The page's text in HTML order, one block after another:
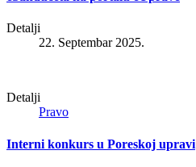
Detalji
22. Septembar 2025.
Detalji
Pravo
Interni konkurs u Poreskoj upravi